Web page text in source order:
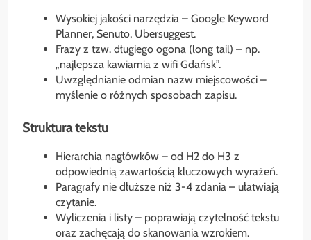
Wysokiej jakości narzędzia – Google Keyword
Planner, Senuto, Ubersuggest.
Frazy z tzw. długiego ogona (long tail) – np.
„najlepsza kawiarnia z wifi Gdańsk”.
Uwzględnianie odmian nazw miejscowości –
myślenie o różnych sposobach zapisu.
Struktura tekstu
Hierarchia nagłówków – od H2 do H3 z
odpowiednią zawartością kluczowych wyrażeń.
Paragrafy nie dłuższe niż 3-4 zdania – ułatwiają
czytanie.
Wyliczenia i listy – poprawiają czytelność tekstu
oraz zachęcają do skanowania wzrokiem.